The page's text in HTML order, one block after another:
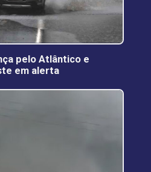
pelo Atlântico e
em alerta